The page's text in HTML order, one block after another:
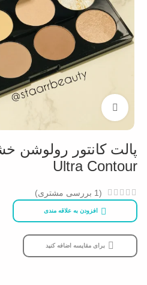
بزرگنمایی تصویر
Ultra Contour
(
1 بررسی مشتری)
افزودن به علاقه مندی
برای مقایسه اضافه کنید